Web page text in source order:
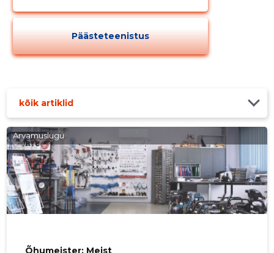
Päästeteenistus
kõik artiklid
Arvamuslugu
Õhumeister: Meist